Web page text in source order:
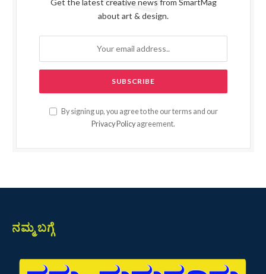
about art & design.
By signing up, you agree to the our terms and our
Privacy Policy agreement.
ನಮ್ಮ ಬಗ್ಗೆ